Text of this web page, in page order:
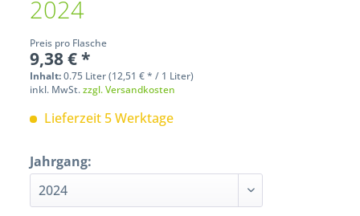
2024
Preis pro Flasche
9,38 € *
Inhalt:0.75 Liter (12,51 € * / 1 Liter)
inkl. MwSt.zzgl. Versandkosten
Lieferzeit 5 Werktage
Jahrgang: